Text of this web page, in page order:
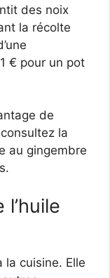
des noix
la récolte
€ pour un pot
de
la
au gingembre
la cuisine. Elle